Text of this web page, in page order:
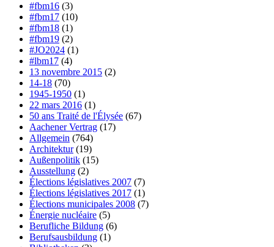
#fbm16 (3)
#fbm17 (10)
#fbm18 (1)
#fbm19 (2)
#JO2024 (1)
#lbm17 (4)
13 novembre 2015 (2)
14-18 (70)
1945-1950 (1)
22 mars 2016 (1)
50 ans Traité de l'Élysée (67)
Aachener Vertrag (17)
Allgemein (764)
Architektur(19)
Außenpolitik (15)
Ausstellung (2)
Élections législatives 2007 (7)
Élections législatives 2017 (1)
Élections municipales 2008 (7)
Énergie nucléaire (5)
Berufliche Bildung (6)
Berufsausbildung (1)